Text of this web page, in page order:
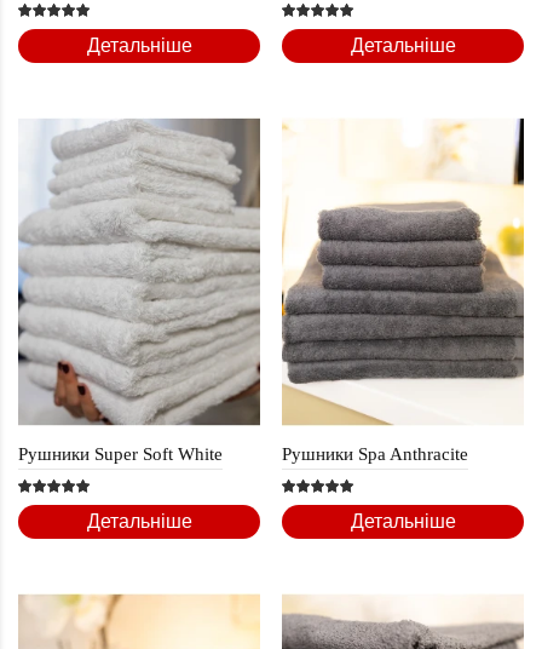
Детальніше Детальніше
Рушники Super Soft White
Детальніше
Рушники Spa Anthracite
Детальніше